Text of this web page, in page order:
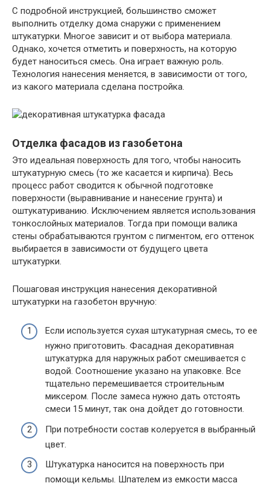
С подробной инструкцией, большинство сможет
выполнить отделку дома снаружи с применением
штукатурки. Многое зависит и от выбора материала.
Однако, хочется отметить и поверхность, на которую
будет наноситься смесь. Она играет важную роль.
Технология нанесения меняется, в зависимости от того,
из какого материала сделана постройка.
Отделка фасадов из газобетона
Это идеальная поверхность для того, чтобы наносить
штукатурную смесь (то же касается и кирпича). Весь
процесс работ сводится к обычной подготовке
поверхности (выравнивание и нанесение грунта) и
оштукатуриванию. Исключением является использования
тонкослойных материалов. Тогда при помощи валика
стены обрабатываются грунтом с пигментом, его оттенок
выбирается в зависимости от будущего цвета
штукатурки.
Пошаговая инструкция нанесения декоративной
штукатурки на газобетон вручную:
Если используется сухая штукатурная смесь, то ее
нужно приготовить. Фасадная декоративная
штукатурка для наружных работ смешивается с
водой. Соотношение указано на упаковке. Все
тщательно перемешивается строительным
миксером. После замеса нужно дать отстоять
смеси 15 минут, так она дойдет до готовности.
При потребности состав колеруется в выбранный
цвет.
Штукатурка наносится на поверхность при
помощи кельмы. Шпателем из емкости масса